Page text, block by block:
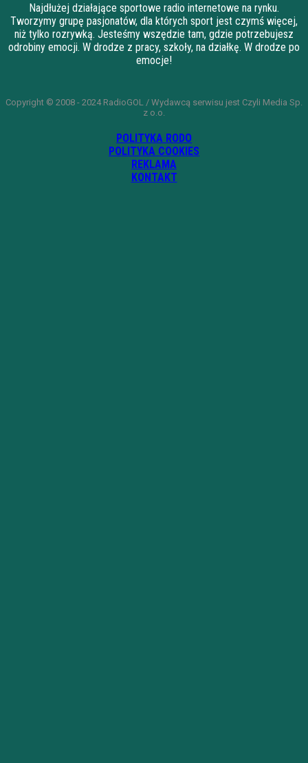
Najdłużej działające sportowe radio internetowe na rynku.
Tworzymy grupę pasjonatów, dla których sport jest czymś więcej,
niż tylko rozrywką. Jesteśmy wszędzie tam, gdzie potrzebujesz
odrobiny emocji. W drodze z pracy, szkoły, na działkę. W drodze po
emocje!
Copyright © 2008 - 2024 RadioGOL / Wydawcą serwisu jest Czyli Media Sp.
z o.o.
POLITYKA RODO
POLITYKA COOKIES
REKLAMA
KONTAKT